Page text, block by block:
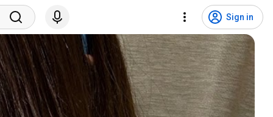
Sign in